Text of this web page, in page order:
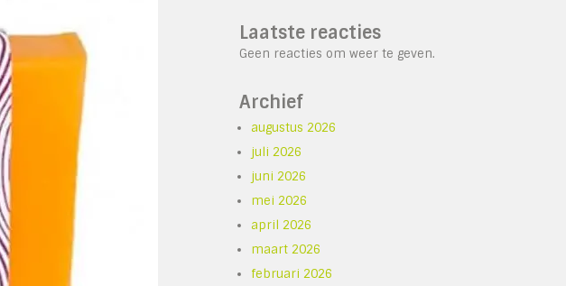
Laatste reacties
Geen reacties om weer te geven.
Archief
augustus 2026
juli 2026
juni 2026
mei 2026
april 2026
maart 2026
februari 2026